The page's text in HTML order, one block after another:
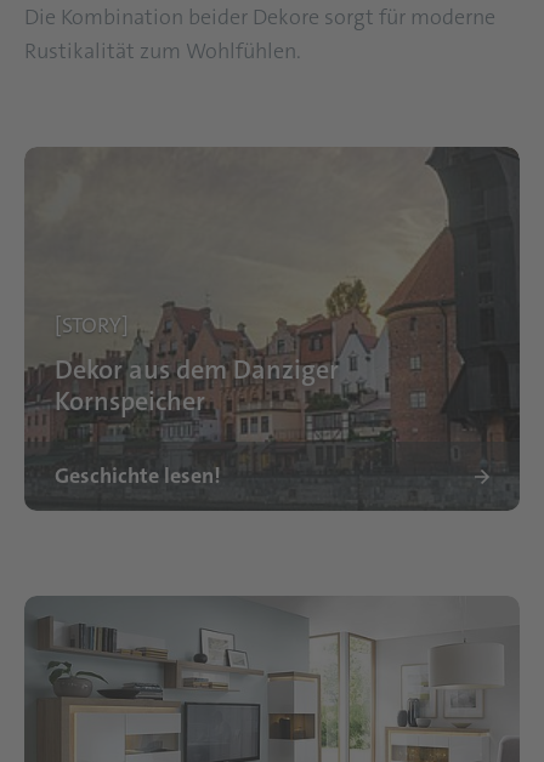
Die Kombination beider Dekore sorgt für moderne
Rustikalität zum Wohlfühlen.
[STORY]
Dekor aus dem Danziger
Kornspeicher
Geschichte lesen!